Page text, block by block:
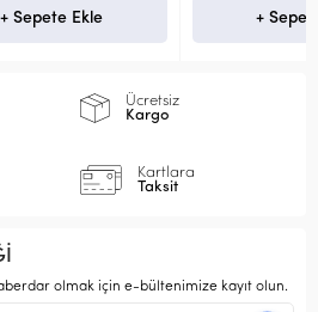
Ücretsiz
Kargo
Kartlara
Taksit
olmak için e-bültenimize kayıt olun.